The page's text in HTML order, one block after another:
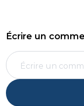
Écrire un